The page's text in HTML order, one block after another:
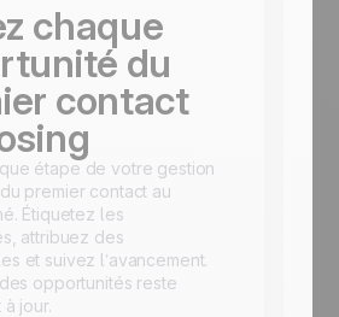
chaque
du
contact
étape de votre gestion
premier contact au
Étiquetez les
attribuez des
et suivez l’avancement.
opportunités reste
jour.